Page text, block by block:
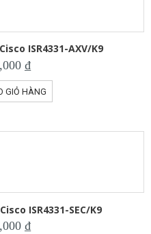
ISR4331-AXV/K9
₫
GIỎ HÀNG
ISR4331-SEC/K9
₫